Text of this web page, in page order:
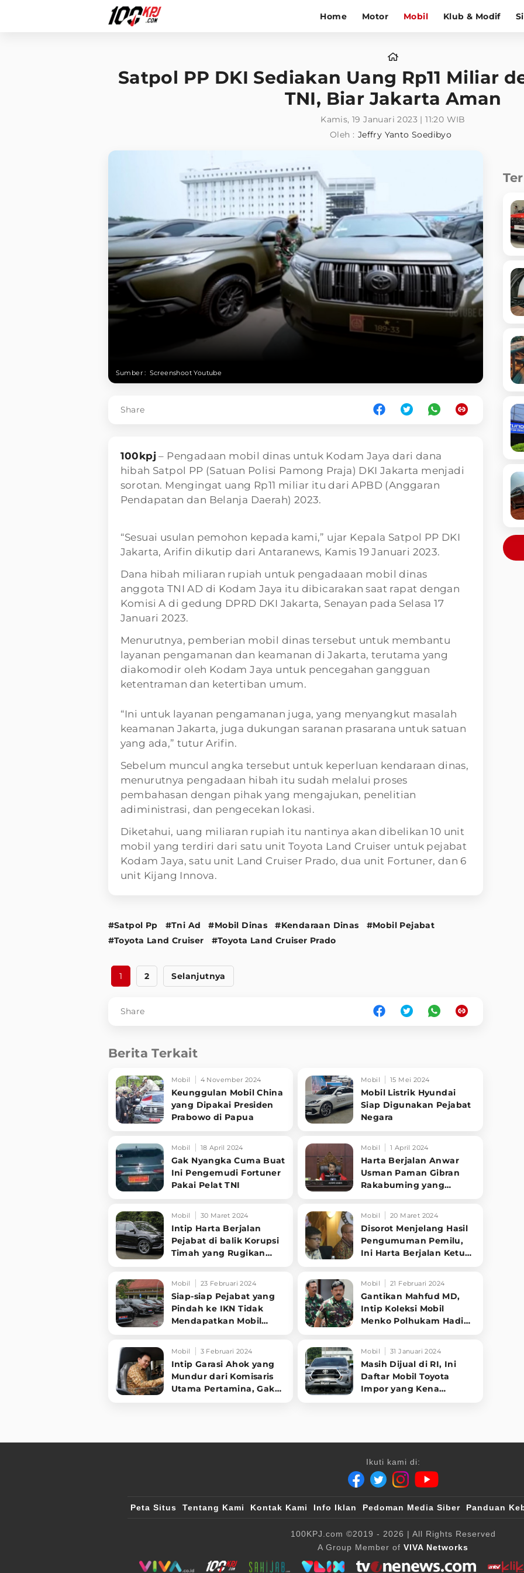
Home Motor Mobil Klub & Modif
Satpol PP DKI Sediakan Uang Rp11 Miliar
TNI, Biar Jakarta Aman
Kamis, 19 Januari 2023 | 11:20 WIB
Oleh : Jeffry Yanto Soedibyo
Sumber : Screenshoot Youtube
Share
100kpj– Pengadaan mobil dinas untuk Kodam Jaya dari dana
hibah Satpol PP (Satuan Polisi Pamong Praja) DKI Jakarta menjadi
sorotan. Mengingat uang Rp11 miliar itu dari APBD (Anggaran
Pendapatan dan Belanja Daerah) 2023.
“Sesuai usulan pemohon kepada kami,” ujar Kepala Satpol PP DKI
Jakarta, Arifin dikutip dari Antaranews, Kamis 19 Januari 2023.
Dana hibah miliaran rupiah untuk pengadaaan mobil dinas
anggota TNI AD di Kodam Jaya itu dibicarakan saat rapat dengan
Komisi A di gedung DPRD DKI Jakarta, Senayan pada Selasa 17
Januari 2023.
Menurutnya, pemberian mobil dinas tersebut untuk membantu
layanan pengamanan dan keamanan di Jakarta, terutama yang
diakomodir oleh Kodam Jaya untuk pencegahan gangguan
ketentraman dan ketertiban umum.
“Ini untuk layanan pengamanan juga, yang menyangkut masalah
keamanan Jakarta, juga dukungan saranan prasarana untuk satuan
yang ada,” tutur Arifin.
Sebelum muncul angka tersebut untuk keperluan kendaraan dinas,
menurutnya pengadaan hibah itu sudah melalui proses
pembahasan dengan pihak yang mengajukan, penelitian
adiministrasi, dan pengecekan lokasi.
Diketahui, uang miliaran rupiah itu nantinya akan dibelikan 10 unit
mobil yang terdiri dari satu unit Toyota Land Cruiser untuk pejabat
Kodam Jaya, satu unit Land Cruiser Prado, dua unit Fortuner, dan 6
unit Kijang Innova.
#Satpol Pp #Tni Ad #Mobil Dinas #Kendaraan Dinas
#Mobil Pejabat
#Toyota Land Cruiser
#Toyota Land Cruiser Prado
1 2 Selanjutnya
Share
Berita Terkait
Mobil 4 November 2024
Keunggulan Mobil China
yang Dipakai Presiden
Prabowo di Papua
Mobil 15 Mei 2024
Mobil Listrik Hyundai
Siap Digunakan Pejabat
Negara
Mobil 18 April 2024
Gak Nyangka Cuma Buat
Ini Pengemudi Fortuner
Pakai Pelat TNI
Mobil 1 April 2024
Harta Berjalan Anwar
Usman Paman Gibran
Rakabuming yang
Kode Etik
Mobil 30 Maret 2024
Intip Harta Berjalan
Pejabat di balik Korupsi
Timah yang Rugikan
Mobil 20 Maret 2024
Disorot Menjelang Hasil
Pengumuman Pemilu,
Ini Harta Berjalan Ketua
Mobil 23 Februari 2024
Siap-siap Pejabat yang
Pindah ke IKN Tidak
Mendapatkan Mobil
Mobil 21 Februari 2024
Gantikan Mahfud MD,
Intip Koleksi Mobil
Menko Polhukam Hadi
Mobil 3 Februari 2024
Intip Garasi Ahok yang
Mundur dari Komisaris
Utama Pertamina, Gak
Mobil 31 Januari 2024
Masih Dijual di RI, Ini
Daftar Mobil Toyota
Impor yang Kena
Ikuti kami di:
Peta Situs Tentang Kami Kontak Kami Info Iklan Pedoman Media Siber Panduan
100KPJ.com ©2019 - 2026 | All Rights Reserved
A Group Member of VIVA Networks